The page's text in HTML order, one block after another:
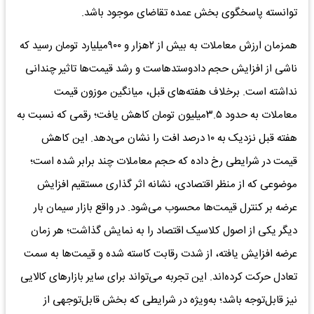
توانسته پاسخگوی بخش عمده تقاضای موجود باشد.
همزمان ارزش معاملات به بیش از ۲هزار و ۹۰۰میلیارد تومان رسید که
ناشی از افزایش حجم دادوستدهاست و رشد قیمت‌ها تاثیر چندانی
نداشته است. برخلاف هفته‌های قبل، میانگین موزون قیمت
معاملات به حدود ۳.۵میلیون تومان کاهش یافت؛ رقمی که نسبت به
هفته قبل نزدیک به ۱۰ درصد افت را نشان می‌دهد. این کاهش
قیمت در شرایطی رخ داده که حجم معاملات چند برابر شده است؛
موضوعی که از منظر اقتصادی، نشانه اثر گذاری مستقیم افزایش
عرضه بر کنترل قیمت‌ها محسوب می‌شود. در واقع بازار سیمان بار
دیگر یکی از اصول کلاسیک اقتصاد را به نمایش گذاشت؛ هر زمان
عرضه افزایش یافته، از شدت رقابت کاسته شده و قیمت‌ها به سمت
تعادل حرکت کرده‌اند. این تجربه می‌تواند برای سایر بازارهای کالایی
نیز قابل‌توجه باشد؛ به‌ویژه در شرایطی که بخش قابل‌توجهی از